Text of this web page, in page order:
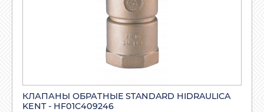
КЛАПАНЫ ОБРАТНЫЕ STANDARD HIDRAULICA
KENT - HF01C409246